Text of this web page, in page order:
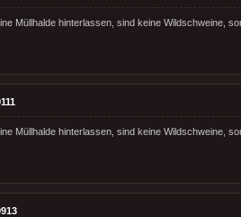
Müllhalde hinterlassen, sind keine Wildschweine,
Müllhalde hinterlassen, sind keine Wildschweine,